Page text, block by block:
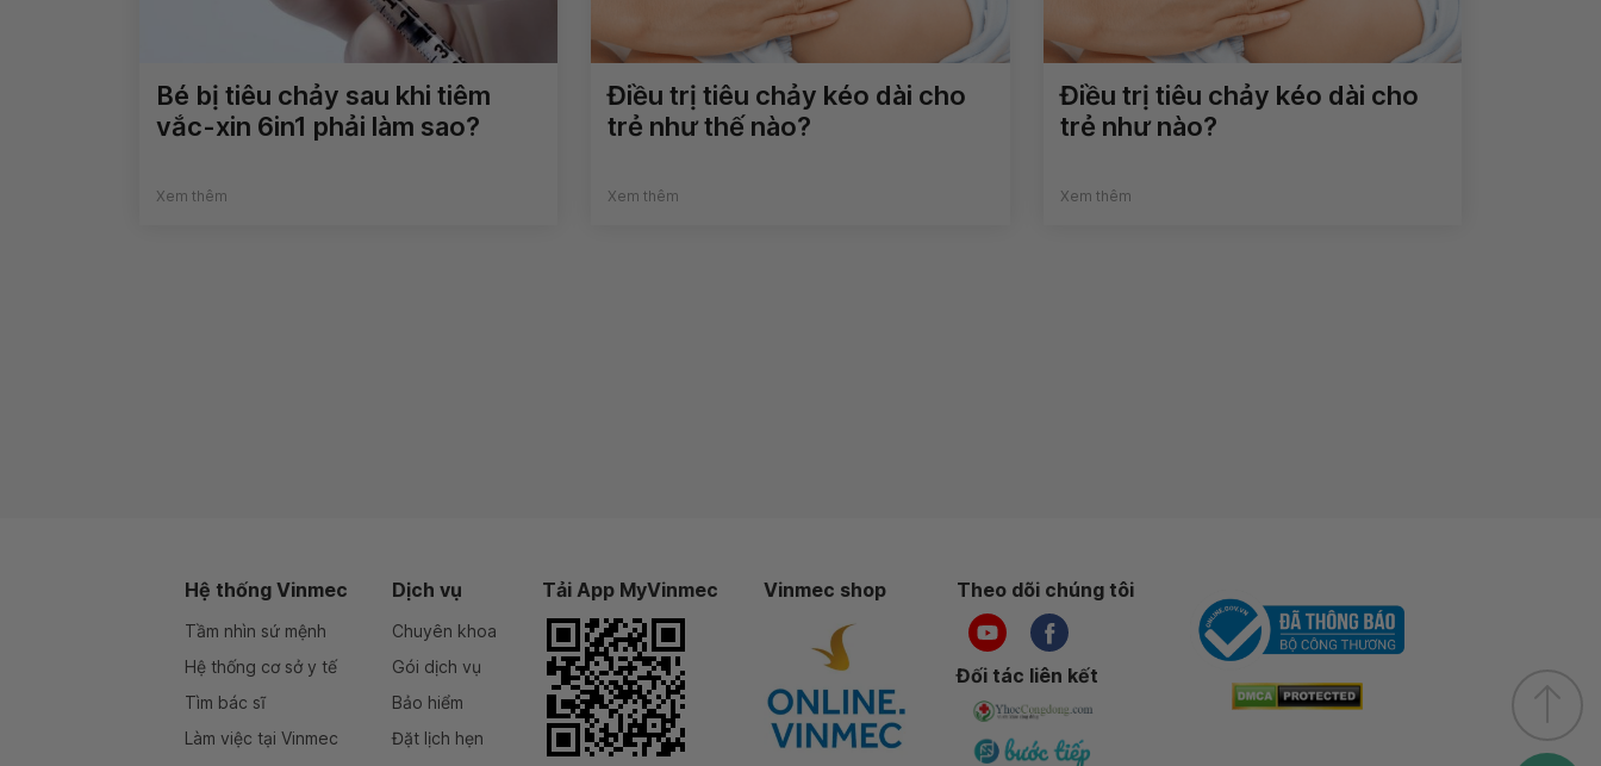
Bé bị tiêu chảy sau khi tiêm
vắc-xin 6in1 phải làm sao?
Xem thêm
Điều trị tiêu chảy kéo dài cho
trẻ như thế nào?
Xem thêm
Điều trị tiêu chảy kéo dài cho
trẻ như nào?
Xem thêm
Hệ thống Vinmec
Tầm nhìn sứ mệnh
Hệ thống cơ sở y tế
Tìm bác sĩ
Làm việc tại Vinmec
Dịch vụ
Chuyên khoa
Gói dịch vụ
Bảo hiểm
Đặt lịch hẹn
Tải App MyVinmec Vinmec shop Theo dõi chúng tôi
Đối tác liên kết